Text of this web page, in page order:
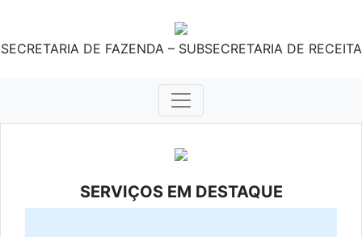
SECRETARIA DE FAZENDA – SUBSECRETARIA DE RECEITA
SERVIÇOS EM DESTAQUE